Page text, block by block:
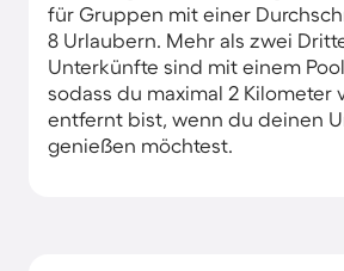
für Gruppen mit einer
8 Urlaubern. Mehr als zwei
Unterkünfte sind mit einem
sodass du maximal 2 Kilometer
entfernt bist, wenn du deinen
genießen möchtest.